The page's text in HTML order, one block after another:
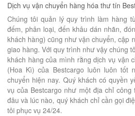
Dịch vụ vận chuyển hàng hóa thư tín
Chúng tôi quản lý quy trình làm hàng
đếm, phân loại, đến khâu dán nhãn,
khách hàng) cũng như vận chuyển, cập
giao hàng. Với quy trình như vậy chúng
khách hàng của mình rằng dịch vụ vận
(Hoa Kì) của Bestcargo luôn luôn tốt
chuyển hiện nay. Quý khách có quyền
vụ của Bestcargo như một địa chỉ
đâu và lúc nào, quý khách chỉ cần gọi
tôi phục vụ 24/24.